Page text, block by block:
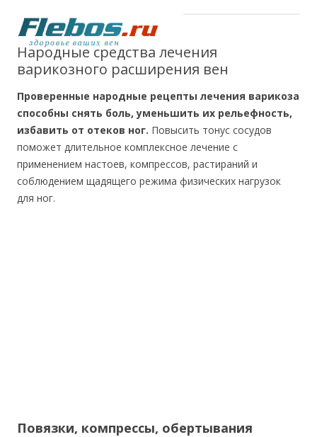
Народные средства лечения
варикозного расширения вен
Проверенные народные рецепты лечения варикоза
способны снять боль, уменьшить их рельефность,
избавить от отеков ног. Повысить тонус сосудов
поможет длительное комплексное лечение с
применением настоев, компрессов, растираний и
соблюдением щадящего режима физических нагрузок
для ног.
Повязки, компрессы, обертывания